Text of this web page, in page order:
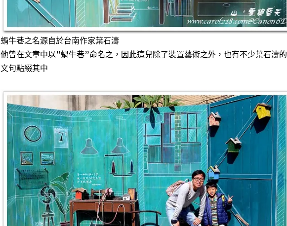
蝸牛巷之名源自於台南作家葉石濤
他曾在文章中以”蝸牛巷”命名之，因此這兒除了裝置藝術之外，也有不少葉石濤的
文句點綴其中